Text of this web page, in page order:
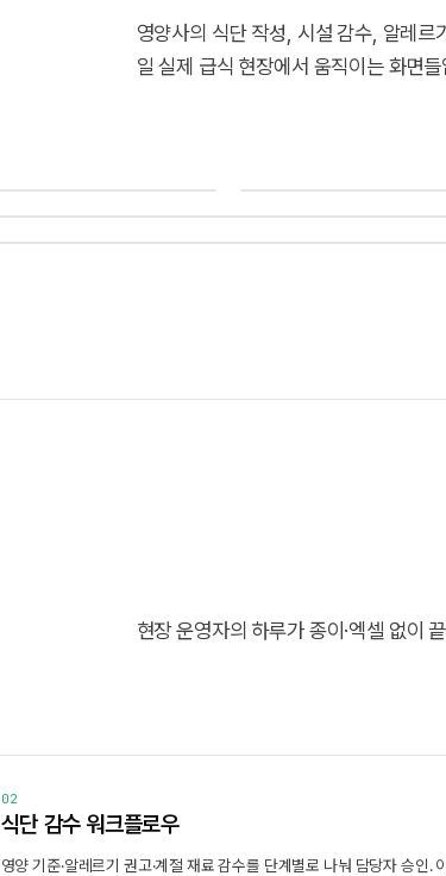
영양사의 식단 작성, 시설 감수, 알레
일 실제 급식 현장에서 움직이는 화면
02
04 i
i
현장 운영자의 하루가 종이·엑셀 없이
02
식단 감수 워크플로우
영양 기준·알레르기 권고·계절 재료 감수를 단계별로 나눠 담당자 승인. 이